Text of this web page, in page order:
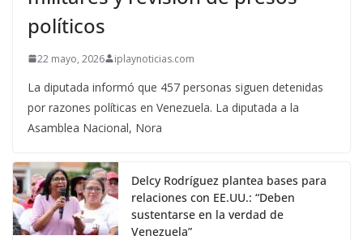
políticos
22 mayo, 2026 iplaynoticias.com
La diputada informó que 457 personas siguen detenidas
por razones políticas en Venezuela. La diputada a la
Asamblea Nacional, Nora
Delcy Rodríguez plantea bases para
relaciones con EE.UU.: “Deben
sustentarse en la verdad de
Venezuela”